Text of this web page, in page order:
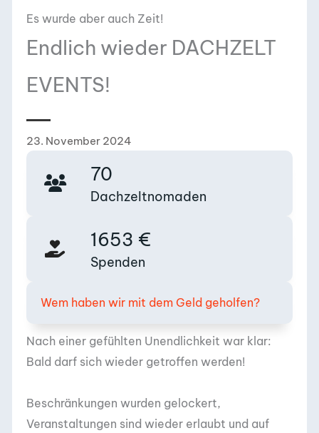
Es wurde aber auch Zeit!
Endlich wieder DACHZELT
EVENTS!
23. November 2024
70
Dachzeltnomaden
1653 €
Spenden
Wem haben wir mit dem Geld geholfen?
Nach einer gefühlten Unendlichkeit war klar:
Bald darf sich wieder getroffen werden!
Beschränkungen wurden gelockert,
Veranstaltungen sind wieder erlaubt und auf